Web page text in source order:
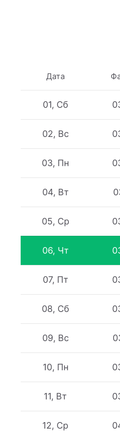
Дата
01, Сб
02, Вс
03, Пн
04, Вт
05, Ср
06, Чт
07, Пт
08, Сб
09, Вс
10, Пн
11, Вт
12, Ср